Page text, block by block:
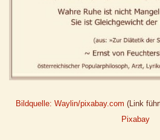
Bildquelle: Waylin/pixabay.com (Link
Pixabay